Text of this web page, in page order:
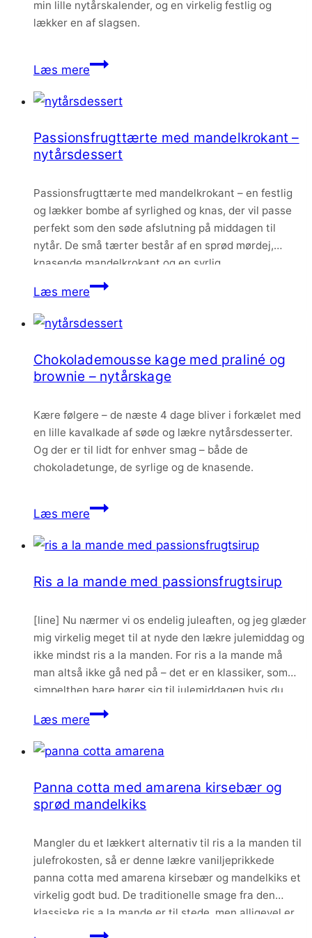
min lille nytårskalender, og en virkelig festlig og
lækker en af slagsen.
Læs mereCookiekage
karamelliseret
chokolade
og
–
nytårskage
Passionsfrugttærte med mandelkrokant –
nytårsdessert
Passionsfrugttærte med mandelkrokant – en festlig
og lækker bombe af syrlighed og knas, der vil passe
perfekt som den søde afslutning på middagen til
nytår. De små tærter består af en sprød mørdej,
knasende mandelkrokant og en syrlig
passionsfrugtcurd, og så smager de intet mindre end
fantastisk.
Læs merePassionsfrugttærte
mandelkrokant
nytårsdessert
Chokolademousse kage med praliné og
brownie – nytårskage
Kære følgere – de næste 4 dage bliver i forkælet med
en lille kavalkade af søde og lækre nytårsdesserter.
Og der er til lidt for enhver smag – både de
chokoladetunge, de syrlige og de knasende.
Læs mereChokolademousse
med
og
–
nytårskage
Ris a la mande med passionsfrugtsirup
[line] Nu nærmer vi os endelig juleaften, og jeg glæder
mig virkelig meget til at nyde den lækre julemiddag og
ikke mindst ris a la manden. For ris a la mande må
man altså ikke gå ned på – det er en klassiker, som
simpelthen bare hører sig til julemiddagen hvis du
Læs mereRis
la
med
passionsfrugtsirup
Panna cotta med amarena kirsebær og
sprød mandelkiks
Mangler du et lækkert alternativ til ris a la manden til
julefrokosten, så er denne lækre vaniljeprikkede
panna cotta med amarena kirsebær og mandelkiks et
virkelig godt bud. De traditionelle smage fra den
klassiske ris a la mande er til stede, men alligevel er
det en helt anderledes dessert. Den er både smuk at
Panna